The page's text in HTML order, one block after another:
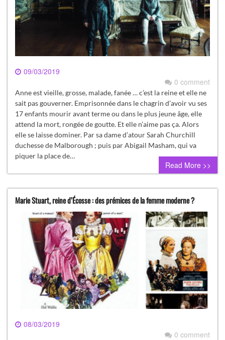
09/03/2019
0 comment
Anne est vieille, grosse, malade, fanée … c’est la reine et elle ne
sait pas gouverner. Emprisonnée dans le chagrin d’avoir vu ses
17 enfants mourir avant terme ou dans le plus jeune âge, elle
attend la mort, rongée de goutte. Et elle n’aime pas ça. Alors
elle se laisse dominer. Par sa dame d’atour Sarah Churchill
duchesse de Malborough ; puis par Abigail Masham, qui va
piquer la place de…
Read More >>
Marie Stuart, reine d’Écosse : des prémices de la femme moderne ?
08/03/2019
0 comment